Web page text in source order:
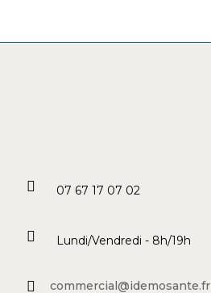
07 67 17 07 02
Lundi/Vendredi - 8h/19h
commercial@idemosante.fr